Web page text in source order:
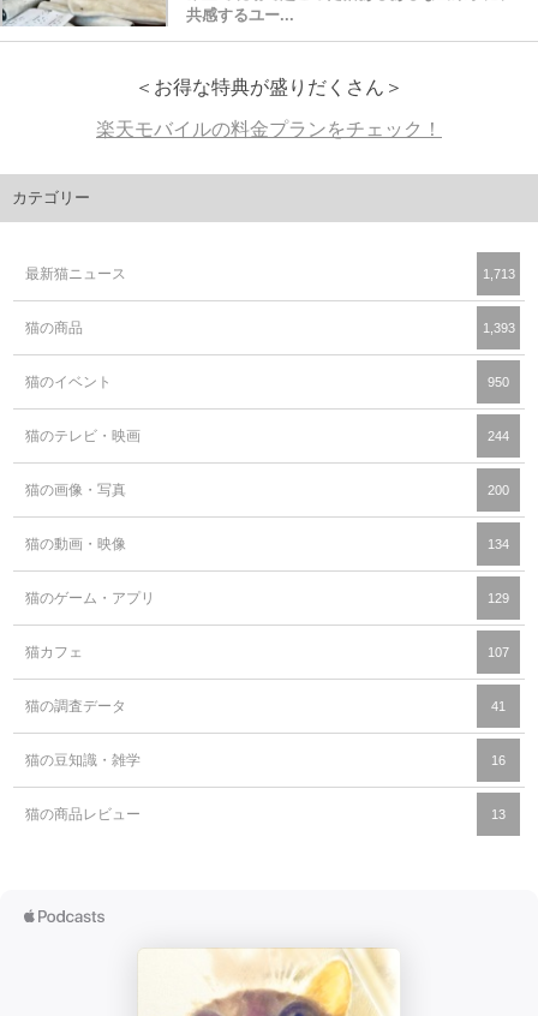
共感するユー...
＜お得な特典が盛りだくさん＞
楽天モバイルの料金プランをチェック！
カテゴリー
最新猫ニュース 1,713
猫の商品 1,393
猫のイベント 950
猫のテレビ・映画 244
猫の画像・写真 200
猫の動画・映像 134
猫のゲーム・アプリ 129
猫カフェ 107
猫の調査データ 41
猫の豆知識・雑学 16
猫の商品レビュー 13